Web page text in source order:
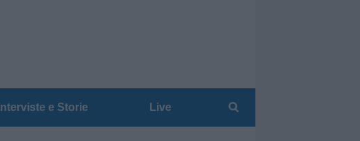
Interviste e Storie Live